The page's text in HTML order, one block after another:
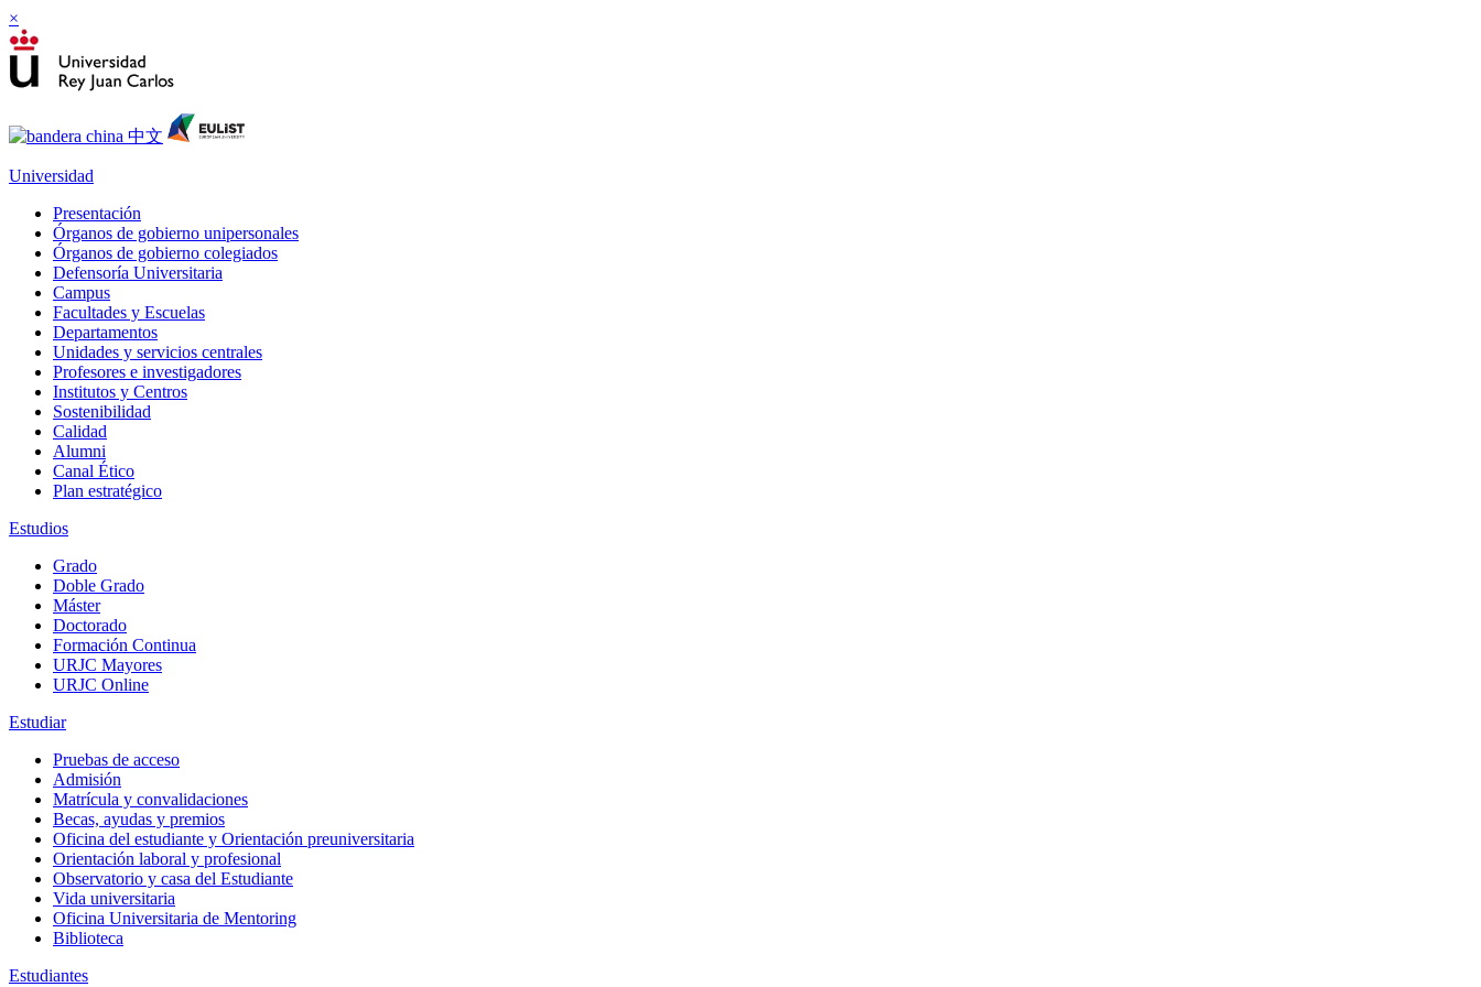
×
Universidad
Presentación
Órganos de gobierno unipersonales
Órganos de gobierno colegiados
Defensoría Universitaria
Campus
Facultades y Escuelas
Departamentos
Unidades y servicios centrales
Profesores e investigadores
Institutos y Centros
Sostenibilidad
Calidad
Alumni
Canal Ético
Plan estratégico
Estudios
Grado
Doble Grado
Máster
Doctorado
Formación Continua
URJC Mayores
URJC Online
Estudiar
Pruebas de acceso
Admisión
Matrícula y convalidaciones
Becas, ayudas y premios
Oficina del estudiante y Orientación preuniversitaria
Orientación laboral y profesional
Observatorio y casa del Estudiante
Vida universitaria
Oficina Universitaria de Mentoring
Biblioteca
Estudiantes